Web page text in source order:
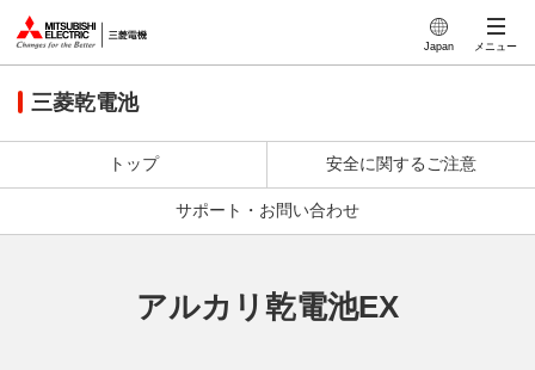
Japan メニュー
三菱乾電池
トップ 安全に関するご注意
サポート・お問い合わせ
アルカリ乾電池EX